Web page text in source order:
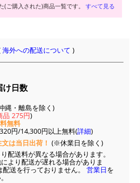
(ご購入された)商品一覧です。 すべて見る
海外への配送について )
け日数
縄・離島を除く)
品 275円)
無料
円/14,300円以上無料(詳細)
は当日出荷！ (※休業日を除く)
配送料が異なる場合があります。
より配送が遅れる場合がありま
送を行っておりません。 営業日を